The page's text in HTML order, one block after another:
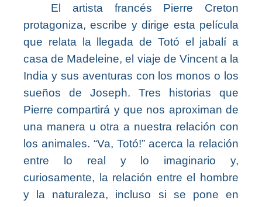
El artista francés Pierre Creton
protagoniza, escribe y dirige esta película
que relata la llegada de Totó el jabalí a
casa de Madeleine, el viaje de Vincent a la
India y sus aventuras con los monos o los
sueños de Joseph. Tres historias que
Pierre compartirá y que nos aproximan de
una manera u otra a nuestra relación con
los animales. “Va, Totó!” acerca la relación
entre lo real y lo imaginario y,
curiosamente, la relación entre el hombre
y la naturaleza, incluso si se pone en